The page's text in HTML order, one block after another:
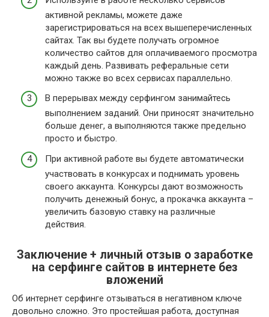
активной рекламы, можете даже
зарегистрироваться на всех вышеперечисленных
сайтах. Так вы будете получать огромное
количество сайтов для оплачиваемого просмотра
каждый день. Развивать реферальные сети
можно также во всех сервисах параллельно.
В перерывах между серфингом занимайтесь
выполнением заданий. Они приносят значительно
больше денег, а выполняются также предельно
просто и быстро.
При активной работе вы будете автоматически
участвовать в конкурсах и поднимать уровень
своего аккаунта. Конкурсы дают возможность
получить денежный бонус, а прокачка аккаунта –
увеличить базовую ставку на различные
действия.
Заключение + личный отзыв о заработке
на серфинге сайтов в интернете без
вложений
Об интернет серфинге отзываться в негативном ключе
довольно сложно. Это простейшая работа, доступная